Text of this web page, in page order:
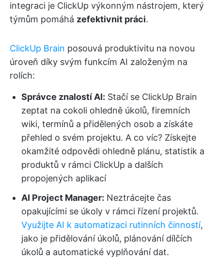
integraci je ClickUp výkonným nástrojem, který
týmům pomáhá zefektivnit práci.
ClickUp Brain posouvá produktivitu na novou
úroveň díky svým funkcím AI založeným na
rolích:
Správce znalostí AI: Stačí se ClickUp Brain
zeptat na cokoli ohledně úkolů, firemních
wiki, termínů a přidělených osob a získáte
přehled o svém projektu. A co víc? Získejte
okamžité odpovědi ohledně plánu, statistik a
produktů v rámci ClickUp a dalších
propojených aplikací
AI Project Manager: Neztrácejte čas
opakujícími se úkoly v rámci řízení projektů.
Využijte AI k automatizaci rutinních činností,
jako je přidělování úkolů, plánování dílčích
úkolů a automatické vyplňování dat.